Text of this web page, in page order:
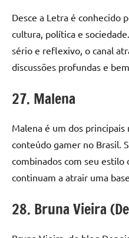
Desce a Letra é conhecido
cultura, política e
sério e reflexivo, o canal
discussões profundas e
27. Malena
Malena é um dos
conteúdo gamer no Brasil.
combinados com seu
continuam a atrair uma
28. Bruna Vieira